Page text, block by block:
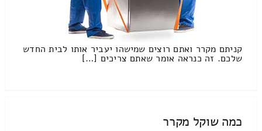
קניתם מקרר ואתם רוצים שמישהו יעביר אותו לבית החדש
שלכם. זה כנראה אומר שאתם צריכים […]
כמה שוקל מקרר